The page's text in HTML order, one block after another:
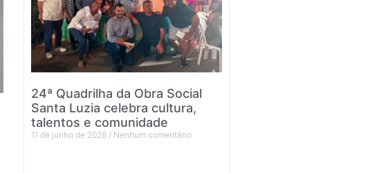
24ª Quadrilha da Obra Social
Santa Luzia celebra cultura,
talentos e comunidade
11 de junho de 2026 Nenhum comentário